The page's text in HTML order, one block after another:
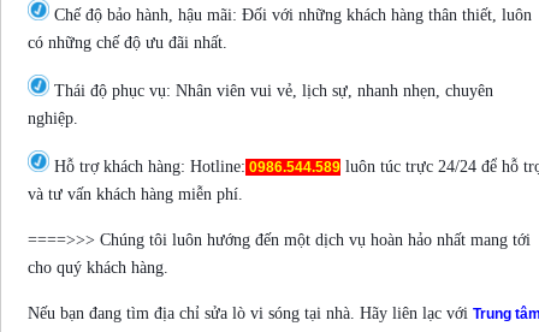
Chế độ bảo hành, hậu mãi: Đối với những khách hàng thân thiết, luôn
có những chế độ ưu đãi nhất.
Thái độ phục vụ: Nhân viên vui vẻ, lịch sự, nhanh nhẹn, chuyên
nghiệp.
Hỗ trợ khách hàng: Hotline: 0986.544.589 luôn túc trực 24/24 để hỗ
và tư vấn khách hàng miễn phí.
====>>> Chúng tôi luôn hướng đến một dịch vụ hoàn hảo nhất mang tới
cho quý khách hàng.
Nếu bạn đang tìm địa chỉ sửa lò vi sóng tại nhà. Hãy liên lạc với Trung